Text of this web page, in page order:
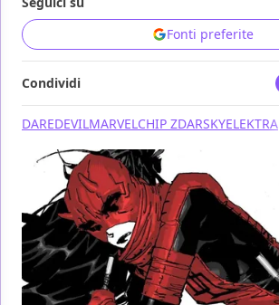
Fonti preferite
Condividi
DAREDEVILMARVELCHIP ZDARSKYELEKTRA